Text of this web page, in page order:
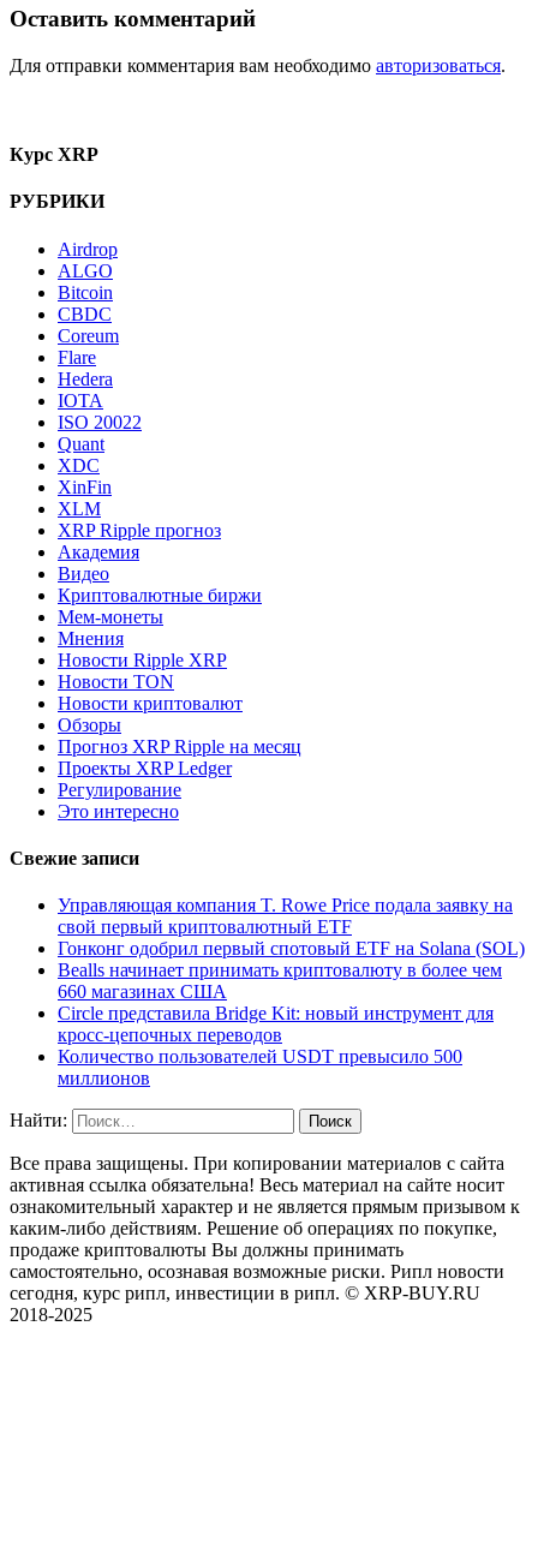
Оставить комментарий
Для отправки комментария вам необходимо авторизоваться.
Курс XRP
РУБРИКИ
Airdrop
ALGO
Bitcoin
CBDC
Coreum
Flare
Hedera
IOTA
ISO 20022
Quant
XDC
XinFin
XLM
XRP Ripple прогноз
Академия
Видео
Криптовалютные биржи
Мем-монеты
Мнения
Новости Ripple XRP
Новости TON
Новости криптовалют
Обзоры
Прогноз XRP Ripple на месяц
Проекты XRP Ledger
Регулирование
Это интересно
Свежие записи
Управляющая компания T. Rowe Price подала заявку на
свой первый криптовалютный ETF
Гонконг одобрил первый спотовый ETF на Solana (SOL)
Bealls начинает принимать криптовалюту в более чем
660 магазинах США
Circle представила Bridge Kit: новый инструмент для
кросс-цепочных переводов
Количество пользователей USDT превысило 500
миллионов
Найти:
Все права защищены. При копировании материалов с сайта
активная ссылка обязательна! Весь материал на сайте носит
ознакомительный характер и не является прямым призывом к
каким-либо действиям. Решение об операциях по покупке,
продаже криптовалюты Вы должны принимать
самостоятельно, осознавая возможные риски. Рипл новости
сегодня, курс рипл, инвестиции в рипл. © XRP-BUY.RU
2018-2025